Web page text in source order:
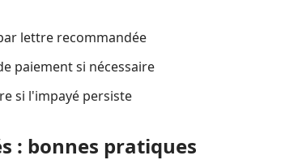
lettre recommandée
paiement si nécessaire
si l'impayé persiste
: bonnes pratiques